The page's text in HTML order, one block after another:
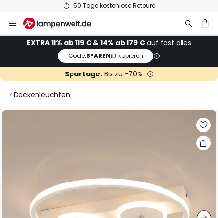
50 Tage kostenlose Retoure
Inhalt
springenEXTRA 11% ab 119 € & 14% ab 179 € auf fast alles
Code:SPAREN kopieren
Spartage:Bis zu -70%
Deckenleuchten
Zum